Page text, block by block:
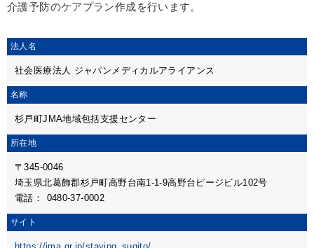
介護予防のケアプラン作成を行います。
法人名
社会医療法人 ジャパンメディカルアライアンス
名称
杉戸町JMA地域包括支援センター
所在地
〒345-0046
埼玉県北葛飾郡杉戸町高野台南1-1-9高野台ピージビル102号
電話：
0480-37-0002
サイト